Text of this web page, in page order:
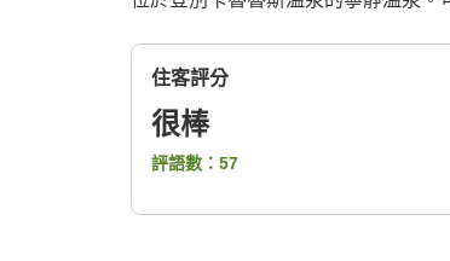
住客評分
很棒
評語數： 57